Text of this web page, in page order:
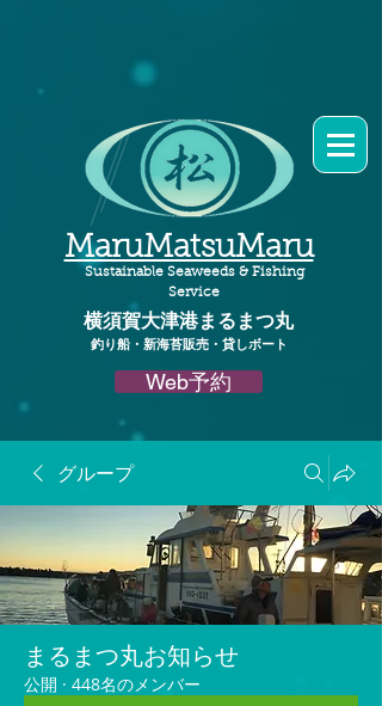
MaruMatsuMaru
Sustainable Seaweeds & Fishing
Service
横須賀大津港まるまつ丸​
釣り船・新海苔販売・貸しボート
Web予約
グループ
まるまつ丸お知らせ
公開 · 448名のメンバー